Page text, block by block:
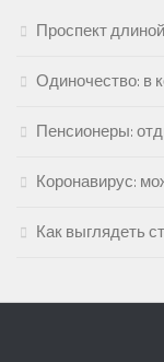
Проспект
Одиночество: в
Пенсионеры:
Коронавирус:
Как выглядеть